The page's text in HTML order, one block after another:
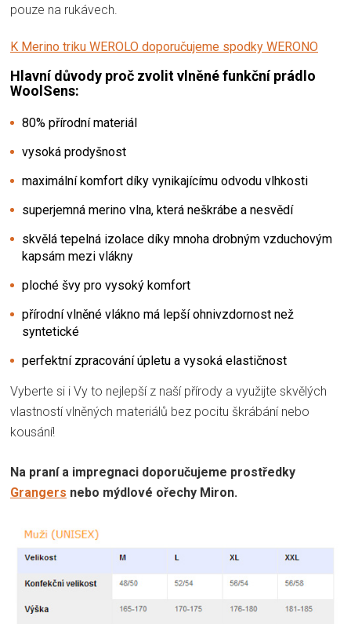
pouze na rukávech.
K Merino triku WEROLO doporučujeme spodky WERONO
Hlavní důvody proč zvolit vlněné funkční prádlo
WoolSens:
80% přírodní materiál
vysoká prodyšnost
maximální komfort díky vynikajícímu odvodu vlhkosti
superjemná merino vlna, která neškrábe a nesvědí
skvělá tepelná izolace díky mnoha drobným vzduchovým
kapsám mezi vlákny
ploché švy pro vysoký komfort
přírodní vlněné vlákno má lepší ohnivzdornost než
syntetické
perfektní zpracování úpletu a vysoká elastičnost
Vyberte si i Vy to nejlepší z naší přírody a využijte skvělých
vlastností vlněných materiálů bez pocitu škrábání nebo
kousání!
Na praní a impregnaci doporučujeme prostředky
Grangers nebo mýdlové ořechy Miron.